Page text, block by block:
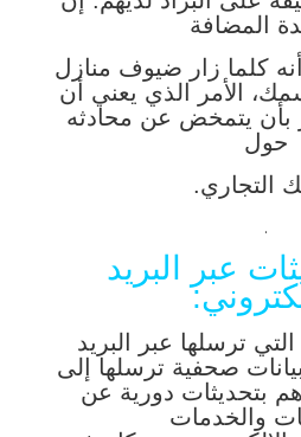
المضافة
كلما زار ضيوف منازل
الأمر الذي يعني أن
بأن يتمخض عن محادثه
حول
التجاري.
.
عبر البريد
ترسلها عبر البريد
بيانات صحفية ترسلها إلى
بتحديثات دورية عن
والخدمات